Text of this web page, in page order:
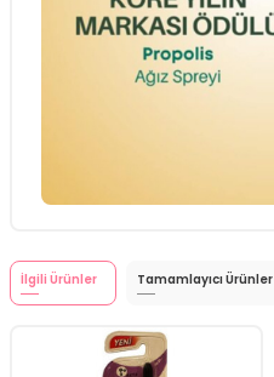
İlgili Ürünler Tamamlayıcı Ürünler